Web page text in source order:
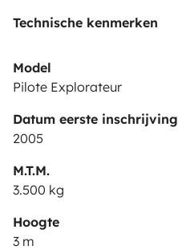
Technische kenmerken
Model
Pilote Explorateur
Datum eerste inschrijving
2005
M.T.M.
3.500 kg
Hoogte
3 m